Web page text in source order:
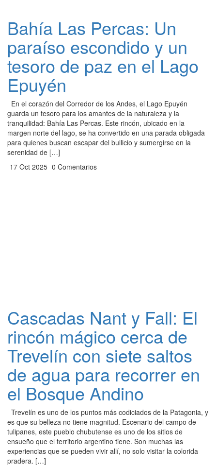
Bahía Las Percas: Un
paraíso escondido y un
tesoro de paz en el Lago
Epuyén
En el corazón del Corredor de los Andes, el Lago Epuyén
guarda un tesoro para los amantes de la naturaleza y la
tranquilidad: Bahía Las Percas. Este rincón, ubicado en la
margen norte del lago, se ha convertido en una parada obligada
para quienes buscan escapar del bullicio y sumergirse en la
serenidad de […]
17 Oct 2025 0 Comentarios
Cascadas Nant y Fall: El
rincón mágico cerca de
Trevelín con siete saltos
de agua para recorrer en
el Bosque Andino
Trevelín es uno de los puntos más codiciados de la Patagonia, y
es que su belleza no tiene magnitud. Escenario del campo de
tulipanes, este pueblo chubutense es uno de los sitios de
ensueño que el territorio argentino tiene. Son muchas las
experiencias que se pueden vivir allí, no solo visitar la colorida
pradera. […]